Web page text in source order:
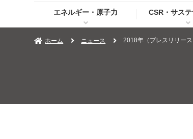
エネルギー・原子力 CSR・サス
TOPページへ
TOPページへ
ホーム ニュース 2018年（プレスリリース